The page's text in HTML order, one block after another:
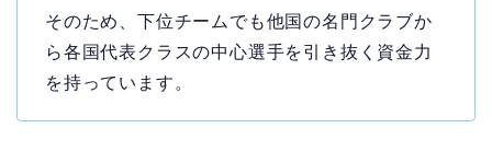
そのため、下位チームでも他国の名門クラブか
ら各国代表クラスの中心選手を引き抜く資金力
を持っています。